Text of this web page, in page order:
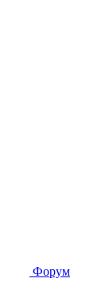
Форум